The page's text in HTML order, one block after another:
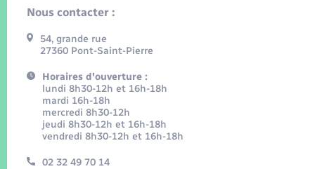
Nous contacter :
54, grande rue
27360 Pont-Saint-Pierre
Horaires d'ouverture :
lundi 8h30-12h et 16h-18h
mardi 16h-18h
mercredi 8h30-12h
jeudi 8h30-12h et 16h-18h
vendredi 8h30-12h et 16h-18h
02 32 49 70 14